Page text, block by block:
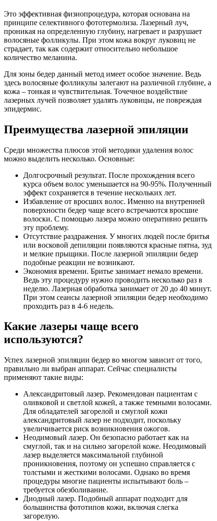
Это эффективная физиопроцедура, которая основана на
принципе селективного фототермолиза. Лазерный луч,
проникая на определенную глубину, нагревает и разрушает
волосяные фолликулы. При этом кожа вокруг луковиц не
страдает, так как содержит относительно небольшое
количество меланина.
Для зоны бедер данный метод имеет особое значение. Ведь
здесь волосяные фолликулы залегают на различной глубине, а
кожа – тонкая и чувствительная. Точечное воздействие
лазерных лучей позволяет удалять луковицы, не повреждая
эпидермис.
Преимущества лазерной эпиляции
Среди множества плюсов этой методики удаления волос
можно выделить несколько. Основные:
Долгосрочный результат. После прохождения всего
курса объем волос уменьшается на 90-95%. Полученный
эффект сохраняется в течение нескольких лет.
Избавление от вросших волос. Именно на внутренней
поверхности бедер чаще всего встречаются вросшие
волоски. С помощью лазера можно оперативно решить
эту проблему.
Отсутствие раздражения. У многих людей после бритья
или восковой депиляции появляются красные пятна, зуд
и мелкие прыщики. После лазерной эпиляции бедер
подобные реакции не возникают.
Экономия времени. Бритье занимает немало времени.
Ведь эту процедуру нужно проводить несколько раз в
неделю. Лазерная обработка занимает от 20 до 40 минут.
При этом сеансы лазерной эпиляции бедер необходимо
проходить раз в 4-6 недель.
Какие лазеры чаще всего
используются?
Успех лазерной эпиляции бедер во многом зависит от того,
правильно ли выбран аппарат. Сейчас специалисты
применяют такие виды:
Александритовый лазер. Рекомендован пациентам с
оливковой и светлой кожей, а также темными волосами.
Для обладателей загорелой и смуглой кожи
александритовый лазер не подходит, поскольку
увеличивается риск возникновения ожогов.
Неодимовый лазер. Он безопасно работает как на
смуглой, так и на сильно загорелой коже. Неодимовый
лазер выделяется максимальной глубиной
проникновения, поэтому он успешно справляется с
толстыми и жесткими волосами. Однако во время
процедуры многие пациенты испытывают боль –
требуется обезболивание.
Диодный лазер. Подобный аппарат подходит для
большинства фототипов кожи, включая слегка
загорелую.